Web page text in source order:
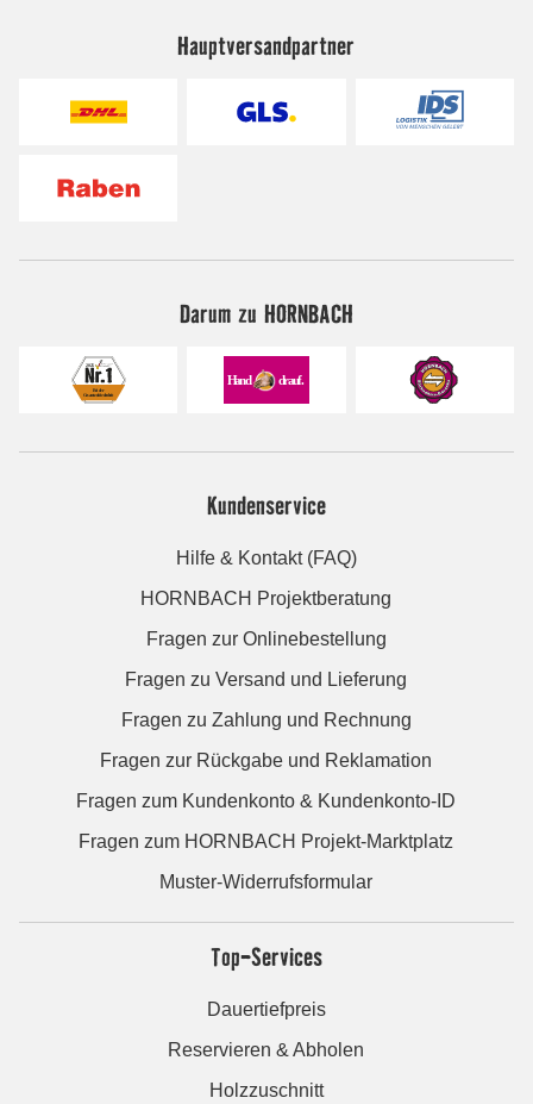
Hauptversandpartner
Darum zu HORNBACH
Kundenservice
Hilfe & Kontakt (FAQ)
HORNBACH Projektberatung
Fragen zur Onlinebestellung
Fragen zu Versand und Lieferung
Fragen zu Zahlung und Rechnung
Fragen zur Rückgabe und Reklamation
Fragen zum Kundenkonto & Kundenkonto-ID
Fragen zum HORNBACH Projekt-Marktplatz
Muster-Widerrufsformular
Top-Services
Dauertiefpreis
Reservieren & Abholen
Holzzuschnitt